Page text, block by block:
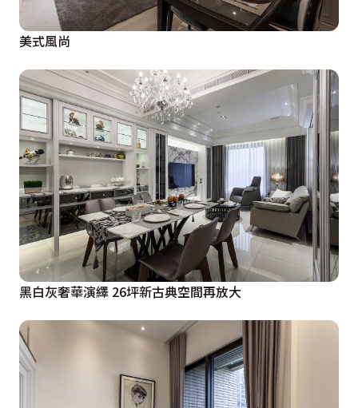
美式風尚
黑白灰奢華演繹 26坪新古典空間再放大